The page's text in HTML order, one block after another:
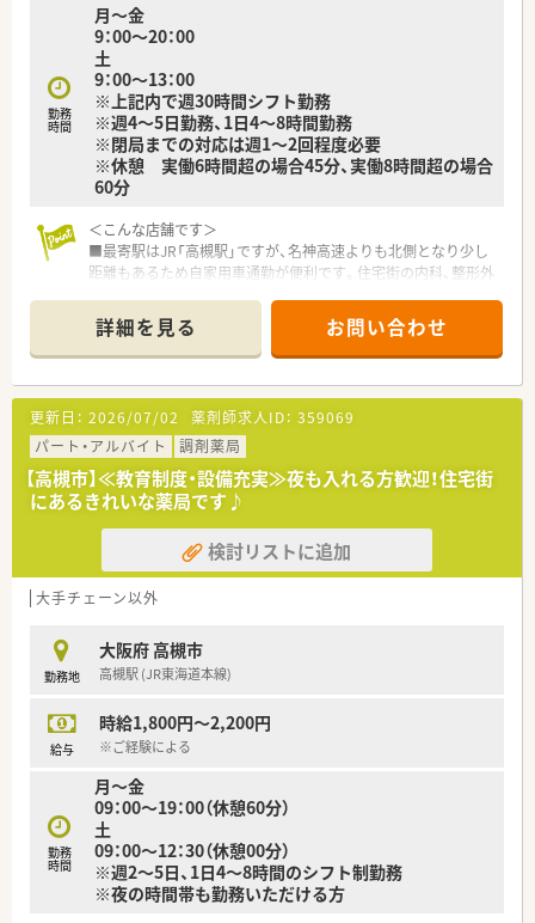
勤務
時間
月～金
9：00～20：00
土
9：00～13：00
※上記内で週30時間シフト勤務
※週4～5日勤務、1日4～8時間勤務
※閉局までの対応は週1～2回程度必要
※休憩 実働6時間超の場合45分、実働8時間超の場合
60分
＜こんな店舗です＞
■最寄駅はJR「高槻駅」ですが、名神高速よりも北側となり少し
距離もあるため自家用車通勤が便利です。住宅街の内科、整形外
■生活道路の交差点角にあり、近隣の患者様を中心に地域に根差
して医療を支えています。
■1日の来局数は平均して約50～60名となっており、薬剤師の所
属人数は正社員2名、パート2名で日々の患者様の期待にお応え
すべく対応しています。
＜こんな会社です＞
■大阪府高槻市に本社を置き、高槻市を中心に3店舗の調剤薬局
を展開中している地元密着企業です。
■3店舗間の距離が近いため、ヘルプ対応などもスムーズで急な
お休みなども対応可能です。
■有休消化率ほぼ100％！ゆとりのある人数なので希望休は取得
しやすい環境です。
■社外研修や、eラーニングにも力を入れており、薬剤師様の成
■近隣の託児施設とも提携しており、小さいお子様のいらっしゃ
るママさん薬剤師も安心してご就業頂けます。
■エクシブに加入、全国の保養施設を会員価格で利用できますの
■ピッキングサポートシステムや自動分包機等を導入しており、
調剤業務の効率化と薬剤師様の負担軽減に努めております。
＜こんな方にオススメです！＞
■同じく育児をしながらお仕事をされている薬剤師様のいらっ
しゃる環境で働きたい方
■急なお休みでも快く対応いただける環境を望まれている方
■積極的な機械化により効率よく業務ができる職場をイメージ
されている方
詳細を見る お問い合わせ
更新日： 2026/07/02 薬剤師求人ID： 359069
パート・アルバイト
調剤薬局
【高槻市】≪教育制度・設備充実≫夜も入れる方歓迎！住宅街
にあるきれいな薬局です♪
検討リストに追加
大手チェーン以外
勤務地
大阪府 高槻市
高槻駅 (JR東海道本線)
給与
時給1,800円～2,200円
※ご経験による
勤務
時間
月～金
09：00～19：00（休憩60分）
土
09：00～12：30（休憩00分）
※週2～5日、1日4～8時間のシフト制勤務
※夜の時間帯も勤務いただける方